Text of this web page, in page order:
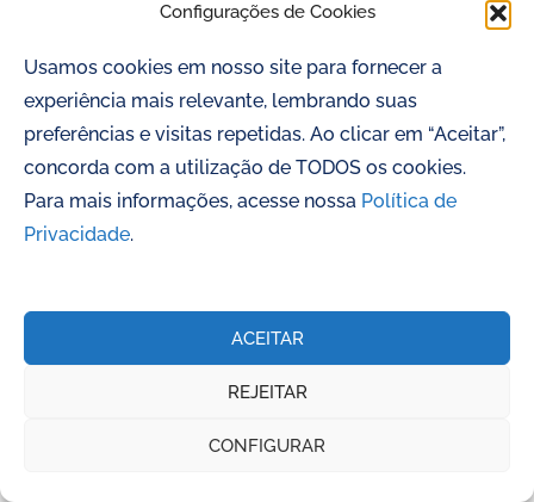
Configurações de Cookies
Usamos cookies em nosso site para fornecer a
experiência mais relevante, lembrando suas
preferências e visitas repetidas. Ao clicar em “Aceitar”,
concorda com a utilização de TODOS os cookies.
Para mais informações, acesse nossa Política de
Privacidade.
ACEITAR
REJEITAR
CONFIGURAR
Ministério do Turismo apresenta: Educação Patrimonial Participativa